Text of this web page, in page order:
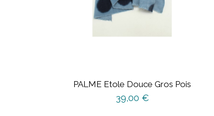
PALME Etole Douce Gros Pois
39,00 €